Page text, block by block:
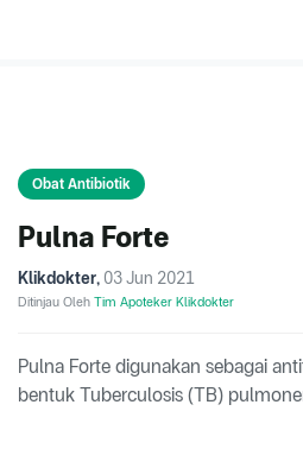
Obat Antibiotik
Pulna Forte
Klikdokter, 03 Jun 2021
Ditinjau Oleh Tim Apoteker Klikdokter
Pulna Forte digunakan sebagai
bentuk Tuberculosis (TB)